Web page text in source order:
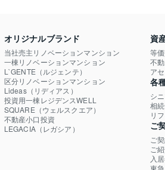
オリジナルブランド
当社売主リノベーションマンション
一棟リノベーションマンション
L`GENTE（ルジェンテ）
区分リノベーションマンション
Lideas（リディアス）
投資用一棟レジデンスWELL
SQUARE（ウェルスクエア）
不動産小口投資
LEGACIA（レガシア）
資
等
不
ア
各
シ
相
リ
ご
ご
ご
入
東